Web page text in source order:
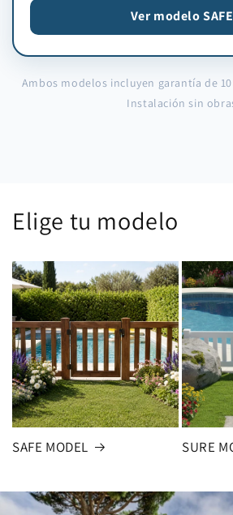
Ver modelo SAFE
Ambos modelos incluyen garantía de 10
Instalación sin
Elige tu modelo
SAFE MODEL SURE